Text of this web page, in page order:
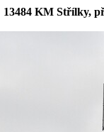
13484 KM Střílky,